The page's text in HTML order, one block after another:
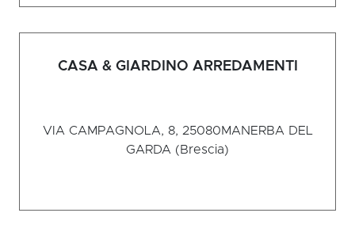
CASA & GIARDINO ARREDAMENTI
VIA CAMPAGNOLA, 8, 25080MANERBA DEL
GARDA (Brescia)